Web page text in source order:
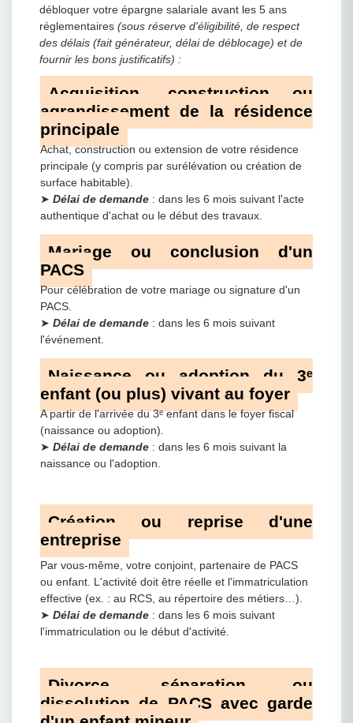
débloquer votre épargne salariale avant les 5 ans
réglementaires (sous réserve d'éligibilité, de respect
des délais (fait générateur, délai de déblocage) et de
fournir les bons justificatifs) :
Acquisition, construction ou
agrandissement de la résidence
principale
Achat, construction ou extension de votre résidence
principale (y compris par surélévation ou création de
surface habitable).
➤ Délai de demande : dans les 6 mois suivant l'acte
authentique d'achat ou le début des travaux.
Mariage ou conclusion d'un
PACS
Pour célébration de votre mariage ou signature d'un
PACS.
➤ Délai de demande : dans les 6 mois suivant
l'événement.
Naissance ou adoption du 3ᵉ
enfant (ou plus) vivant au foyer
A partir de l'arrivée du 3ᵉ enfant dans le foyer fiscal
(naissance ou adoption).
➤ Délai de demande : dans les 6 mois suivant la
naissance ou l'adoption.
Création ou reprise d'une
entreprise
Par vous-même, votre conjoint, partenaire de PACS
ou enfant. L'activité doit être réelle et l'immatriculation
effective (ex. : au RCS, au répertoire des métiers…).
➤ Délai de demande : dans les 6 mois suivant
l'immatriculation ou le début d'activité.
Divorce, séparation ou
dissolution de PACS avec garde